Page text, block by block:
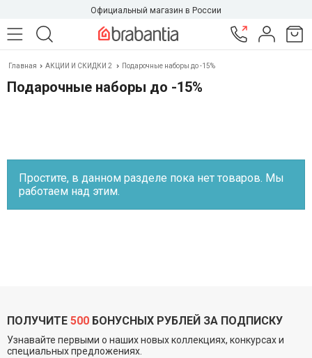
Официальный магазин в России
Главная АКЦИИ И СКИДКИ 2 Подарочные наборы до -15%
Подарочные наборы до -15%
Простите, в данном разделе пока нет товаров. Мы
работаем над этим.
ПОЛУЧИТЕ 500 БОНУСНЫХ РУБЛЕЙ ЗА ПОДПИСКУ
Узнавайте первыми о наших новых коллекциях, конкурсах и
специальных предложениях.